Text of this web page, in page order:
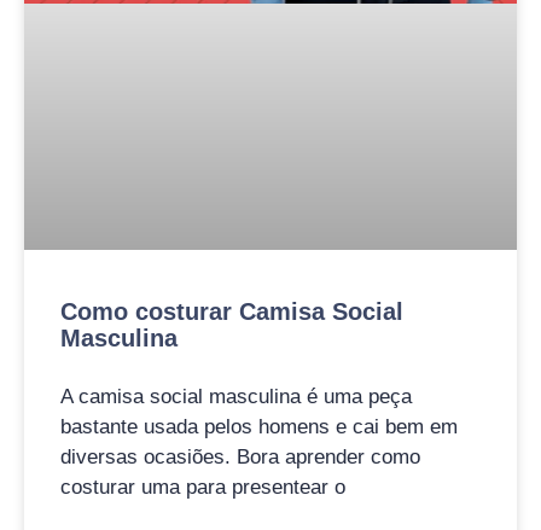
Como costurar Camisa Social
Masculina
A camisa social masculina é uma peça
bastante usada pelos homens e cai bem em
diversas ocasiões. Bora aprender como
costurar uma para presentear o